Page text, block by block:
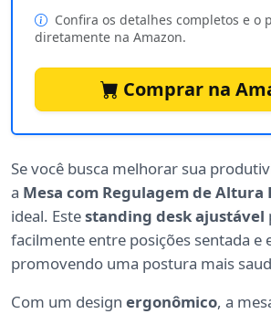
Confira os detalhes completos e o
diretamente na Amazon.
Comprar na
Se você busca melhorar sua
a Mesa com Regulagem de Altura
ideal. Estestanding desk ajustável
facilmente entre posições sentada e
promovendo uma postura mais
Com um design ergonômico, a